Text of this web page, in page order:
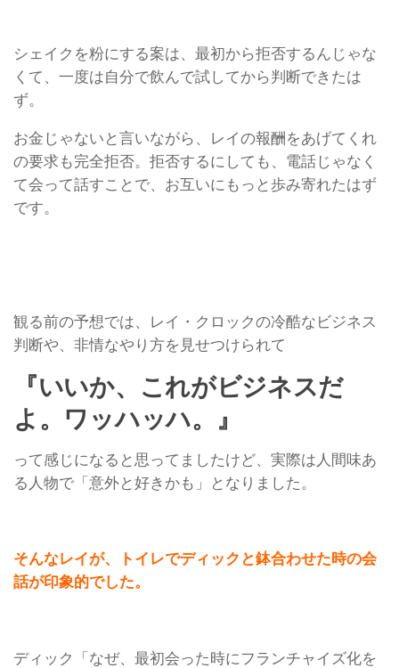
シェイクを粉にする案は、最初から拒否するんじゃな
くて、一度は自分で飲んで試してから判断できたは
ず。
お金じゃないと言いながら、レイの報酬をあげてくれ
の要求も完全拒否。拒否するにしても、電話じゃなく
て会って話すことで、お互いにもっと歩み寄れたはず
です。
観る前の予想では、レイ・クロックの冷酷なビジネス
判断や、非情なやり方を見せつけられて
『いいか、これがビジネスだ
よ。ワッハッハ。』
って感じになると思ってましたけど、実際は人間味あ
る人物で「意外と好きかも」となりました。
そんなレイが、トイレでディックと鉢合わせた時の会
話が印象的でした。
ディック「なぜ、最初会った時にフランチャイズ化を